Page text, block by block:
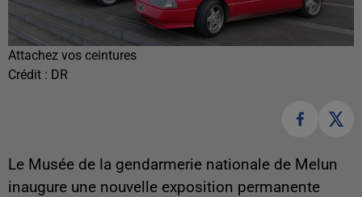
Attachez vos ceintures
Crédit : DR
Le Musée de la gendarmerie nationale de Melun
inaugure une nouvelle exposition permanente